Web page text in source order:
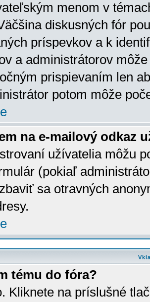
menom v
diskusných fór
príspevkov a k
a administrátorov
prispievaním len
potom môže
na e-mailový odkaz
užívatelia môžu
(pokiaľ
sa otravných
tému do fóra?
Kliknete na príslušné